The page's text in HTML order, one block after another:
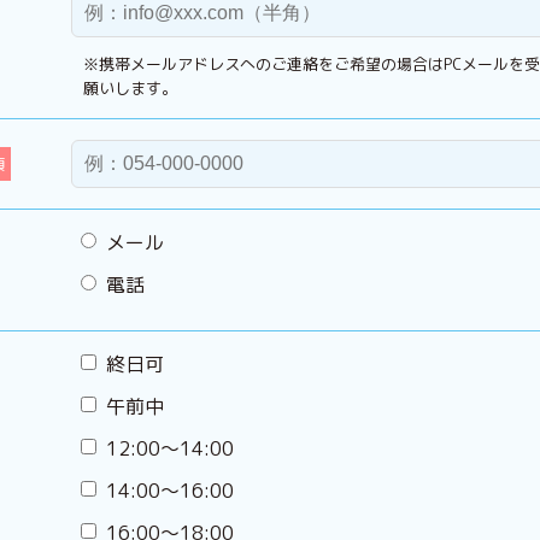
※携帯メールアドレスへのご連絡をご希望の場合はPCメールを
願いします。
メール
電話
終日可
午前中
12:00〜14:00
14:00〜16:00
16:00〜18:00